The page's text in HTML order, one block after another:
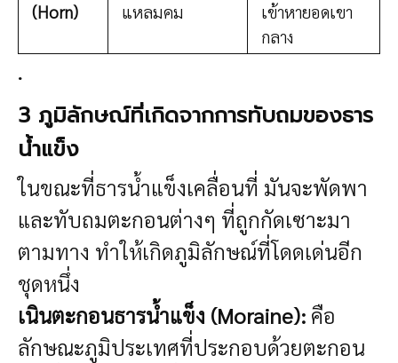
(Horn)
แหลมคม
เข้าหายอดเขา
กลาง
.
3 ภูมิลักษณ์ที่เกิดจากการทับถมของธาร
น้ำแข็ง
ในขณะที่ธารน้ำแข็งเคลื่อนที่ มันจะพัดพา
และทับถมตะกอนต่างๆ ที่ถูกกัดเซาะมา
ตามทาง ทำให้เกิดภูมิลักษณ์ที่โดดเด่นอีก
ชุดหนึ่ง
เนินตะกอนธารน้ำแข็ง (Moraine): คือ
ลักษณะภูมิประเทศที่ประกอบด้วยตะกอน